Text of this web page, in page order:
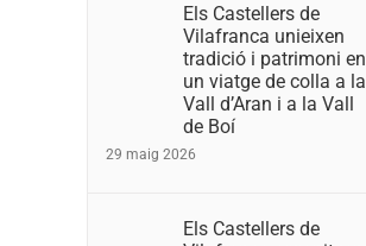
Els Castellers de
Vilafranca unieixen
tradició i patrimoni en
un viatge de colla a la
Vall d’Aran i a la Vall
de Boí
29 maig 2026
Els Castellers de